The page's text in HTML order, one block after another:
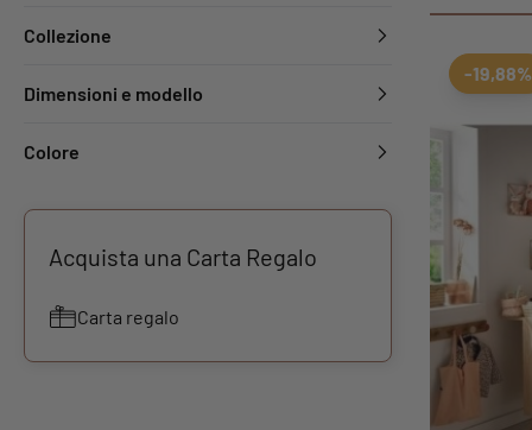
Collezione
Dimensioni e modello
Colore
Acquista una Carta Regalo
Carta regalo
-19,88%